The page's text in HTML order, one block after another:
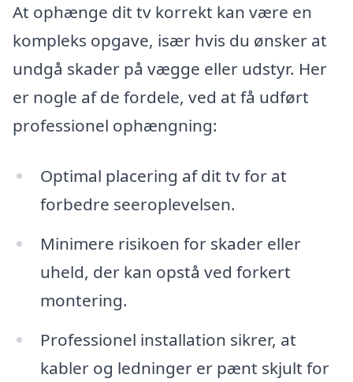
At ophænge dit tv korrekt kan være en
kompleks opgave, især hvis du ønsker at
undgå skader på vægge eller udstyr. Her
er nogle af de fordele, ved at få udført
professionel ophængning:
Optimal placering af dit tv for at
forbedre seeroplevelsen.
Minimere risikoen for skader eller
uheld, der kan opstå ved forkert
montering.
Professionel installation sikrer, at
kabler og ledninger er pænt skjult for